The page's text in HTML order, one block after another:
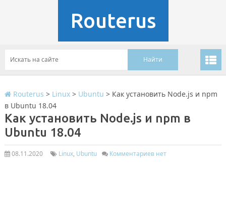
Routerus
Routerus > Linux> Ubuntu > Как установить Node.js и npm
в Ubuntu 18.04
Как установить Node.js и npm в
Ubuntu 18.04
08.11.2020 Linux, Ubuntu Комментариев нет